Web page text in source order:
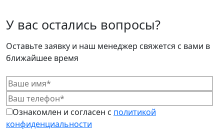
У вас остались вопросы?
Оставьте заявку и наш менеджер свяжется с вами в
ближайшее время
Ознакомлен и согласен с политикой
конфиденциальности